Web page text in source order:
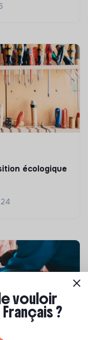
écologique
vouloir
?